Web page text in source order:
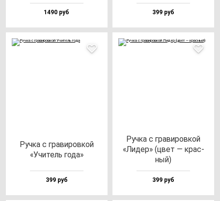
1490 руб 399 руб
Руч­ка с гра­ви­ров­кой
«Учи­тель го­да»
399 руб
Руч­ка с гра­ви­ров­кой
«Лидер» (цвет — крас­
ный)
399 руб